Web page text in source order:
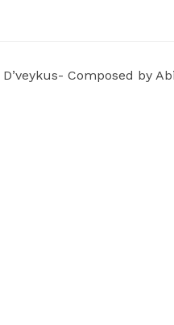
D’veykus- Composed by